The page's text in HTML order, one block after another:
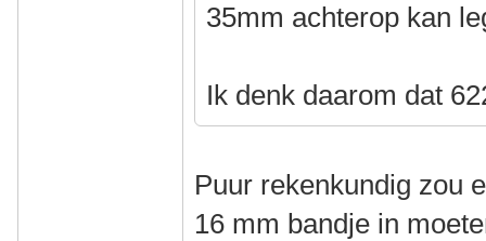
35mm achterop kan
Ik denk daarom dat
Puur rekenkundig zou
16 mm bandje in